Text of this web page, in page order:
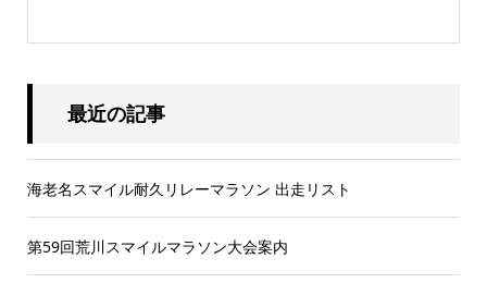
最近の記事
海老名スマイル耐久リレーマラソン 出走リスト
第59回荒川スマイルマラソン大会案内